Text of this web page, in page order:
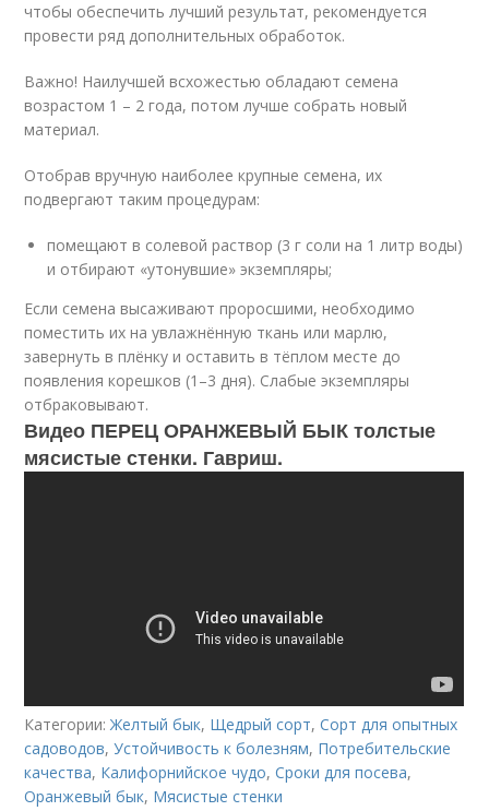
чтобы обеспечить лучший результат, рекомендуется
провести ряд дополнительных обработок.
Важно! Наилучшей всхожестью обладают семена
возрастом 1 – 2 года, потом лучше собрать новый
материал.
Отобрав вручную наиболее крупные семена, их
подвергают таким процедурам:
помещают в солевой раствор (3 г соли на 1 литр воды)
и отбирают «утонувшие» экземпляры;
Если семена высаживают проросшими, необходимо
поместить их на увлажнённую ткань или марлю,
завернуть в плёнку и оставить в тёплом месте до
появления корешков (1–3 дня). Слабые экземпляры
отбраковывают.
Видео ПЕРЕЦ ОРАНЖЕВЫЙ БЫК толстые
мясистые стенки. Гавриш.
Категории:Желтый бык, Щедрый сорт,Сорт для опытных
садоводов,Устойчивость к болезням, Потребительские
качества, Калифорнийское чудо,Сроки для посева,
Оранжевый бык, Мясистые стенки